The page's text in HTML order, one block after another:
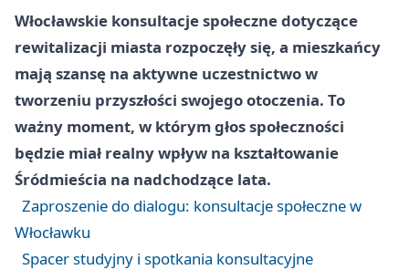
Włocławskie konsultacje społeczne dotyczące
rewitalizacji miasta rozpoczęły się, a mieszkańcy
mają szansę na aktywne uczestnictwo w
tworzeniu przyszłości swojego otoczenia. To
ważny moment, w którym głos społeczności
będzie miał realny wpływ na kształtowanie
Śródmieścia na nadchodzące lata.
Zaproszenie do dialogu: konsultacje społeczne w
Włocławku
Spacer studyjny i spotkania konsultacyjne